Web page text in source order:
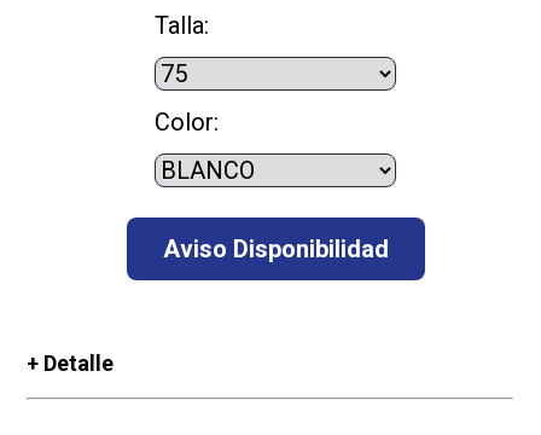
Talla:
Color:
+ Detalle